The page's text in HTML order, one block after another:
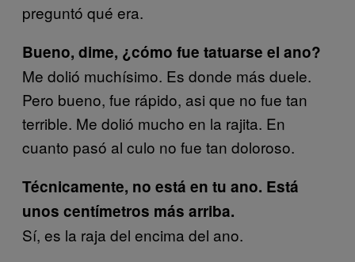
preguntó qué era.
Bueno, dime, ¿cómo fue tatuarse el ano?
Me dolió muchísimo. Es donde más duele.
Pero bueno, fue rápido, asi que no fue tan
terrible. Me dolió mucho en la rajita. En
cuanto pasó al culo no fue tan doloroso.
Técnicamente, no está en tu ano. Está
unos centímetros más arriba.
Sí, es la raja del encima del ano.